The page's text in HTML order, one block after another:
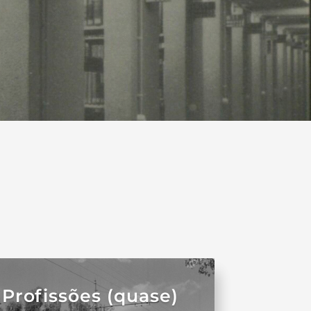
Profissões (quase)
Profissões (quase)